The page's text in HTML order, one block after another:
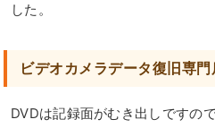
した。
ビデオカメラデータ復旧専門
DVDは記録面がむき出しですの